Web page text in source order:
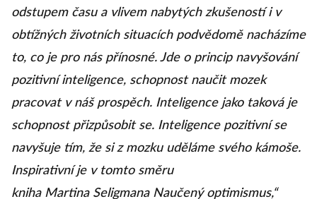
odstupem času a vlivem nabytých zkušeností i v
obtížných životních situacích podvědomě nacházíme
to, co je pro nás přínosné. Jde o princip navyšování
pozitivní inteligence, schopnost naučit mozek
pracovat v náš prospěch. Inteligence jako taková je
schopnost přizpůsobit se. Inteligence pozitivní se
navyšuje tím, že si z mozku uděláme svého kámoše.
Inspirativní je v tomto směru
kniha Martina Seligmana Naučený optimismus,“